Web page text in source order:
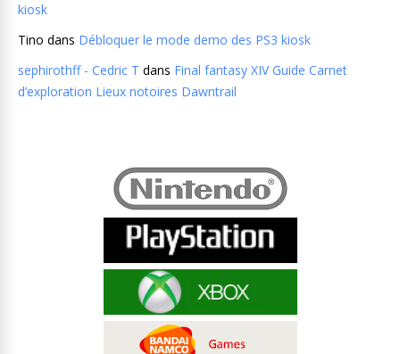
kiosk
Tino dans Débloquer le mode demo des PS3 kiosk
sephirothff - Cedric T dans Final fantasy XIV Guide Carnet
d’exploration Lieux notoires Dawntrail